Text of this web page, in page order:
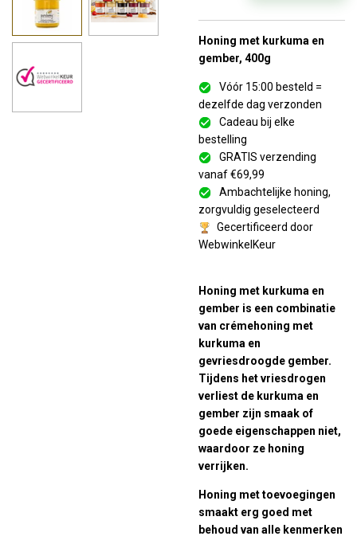
Honing met kurkuma en
gember, 400g
Vóór 15:00 besteld =
dezelfde dag verzonden
Cadeau bij elke
bestelling
GRATIS verzending
vanaf €69,99
Ambachtelijke honing,
zorgvuldig geselecteerd
Gecertificeerd door
WebwinkelKeur
Honing met kurkuma en
gember is een combinatie
van crémehoning met
kurkuma en
gevriesdroogde gember.
Tijdens het vriesdrogen
verliest de kurkuma en
gember zijn smaak of
goede eigenschappen niet,
waardoor ze honing
verrijken.
Honing met toevoegingen
smaakt erg goed met
behoud van alle kenmerken